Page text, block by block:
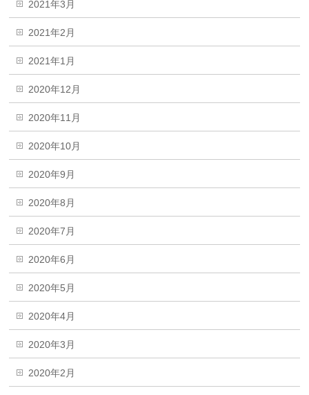
2021年3月
2021年2月
2021年1月
2020年12月
2020年11月
2020年10月
2020年9月
2020年8月
2020年7月
2020年6月
2020年5月
2020年4月
2020年3月
2020年2月